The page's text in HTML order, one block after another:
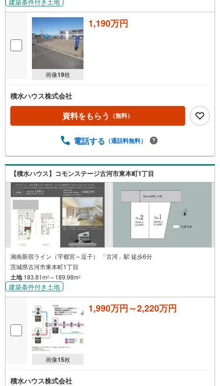
画像19枚
1,190万円
積水ハウス株式会社
資料をもらう （無料）
電話する （通話料無料）
【積水ハウス】コモンステージ古河市東本町1丁目
湘南新宿ライン（宇都宮～逗子） 「古河」駅 徒歩6分
茨城県古河市東本町1丁目
土地183.81m2 ～189.98m2
建築条件付き土地
画像15枚
1,990万円～2,220万円
積水ハウス株式会社